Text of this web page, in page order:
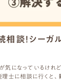
談！シーガ
気になっているけれ
理士に相談に行くと